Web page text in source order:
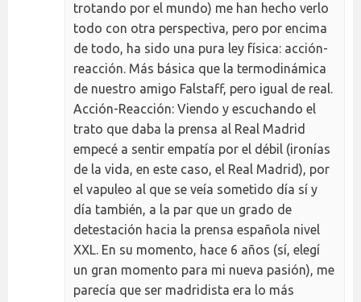
trotando por el mundo) me han hecho verlo
todo con otra perspectiva, pero por encima
de todo, ha sido una pura ley física: acción-
reacción. Más básica que la termodinámica
de nuestro amigo Falstaff, pero igual de real.
Acción-Reacción: Viendo y escuchando el
trato que daba la prensa al Real Madrid
empecé a sentir empatía por el débil (ironías
de la vida, en este caso, el Real Madrid), por
el vapuleo al que se veía sometido día sí y
día también, a la par que un grado de
detestación hacia la prensa española nivel
XXL. En su momento, hace 6 años (sí, elegí
un gran momento para mi nueva pasión), me
parecía que ser madridista era lo más